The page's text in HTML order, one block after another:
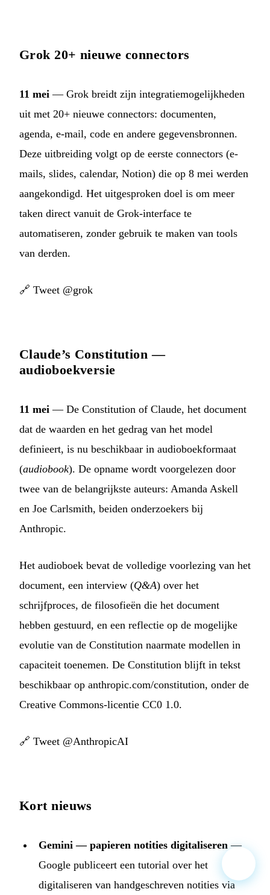
Grok 20+ nieuwe connectors
11 mei — Grok breidt zijn integratiemogelijkheden
uit met 20+ nieuwe connectors: documenten,
agenda, e-mail, code en andere gegevensbronnen.
Deze uitbreiding volgt op de eerste connectors (e-
mails, slides, calendar, Notion) die op 8 mei werden
aangekondigd. Het uitgesproken doel is om meer
taken direct vanuit de Grok-interface te
automatiseren, zonder gebruik te maken van tools
van derden.
🔗 Tweet @grok
Claude’s Constitution —
audioboekversie
11 mei — De Constitution of Claude, het document
dat de waarden en het gedrag van het model
definieert, is nu beschikbaar in audioboekformaat
(audiobook). De opname wordt voorgelezen door
twee van de belangrijkste auteurs: Amanda Askell
en Joe Carlsmith, beiden onderzoekers bij
Anthropic.
Het audioboek bevat de volledige voorlezing van het
document, een interview (Q&A) over het
schrijfproces, de filosofieën die het document
hebben gestuurd, en een reflectie op de mogelijke
evolutie van de Constitution naarmate modellen in
capaciteit toenemen. De Constitution blijft in tekst
beschikbaar op anthropic.com/constitution, onder de
Creative Commons-licentie CC0 1.0.
🔗 Tweet @AnthropicAI
Kort nieuws
Gemini — papieren notities digitaliseren —
Google publiceert een tutorial over het
digitaliseren van handgeschreven notities via